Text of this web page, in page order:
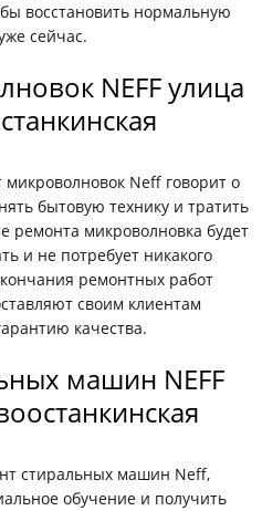
восстановить нормальную
сейчас.
NEFF улица
Neff говорит о
бытовую технику и тратить
ремонта микроволновка будет
и не потребует никакого
ремонтных работ
своим клиентам
качества.
машин NEFF
стиральных машин Neff,
обучение и получить